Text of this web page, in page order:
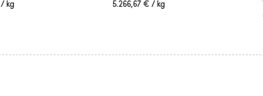
/ kg 5.266,67 €/ kg